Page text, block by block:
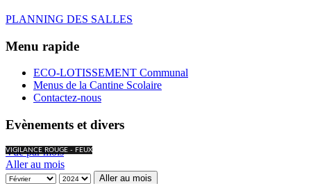
PLANNING DES SALLES
Menu rapide
ECO-LOTISSEMENT Communal
Menus de la Cantine Scolaire
Contactez-nous
Evènements et divers
VIGILANCE ROUGE - FEUX
Vue par mois
Aller au mois
Aller au mois